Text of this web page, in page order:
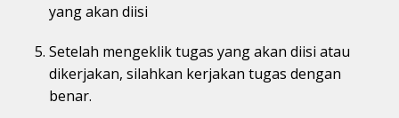
yang akan diisi
Setelah mengeklik tugas yang akan diisi atau
dikerjakan, silahkan kerjakan tugas dengan
benar.